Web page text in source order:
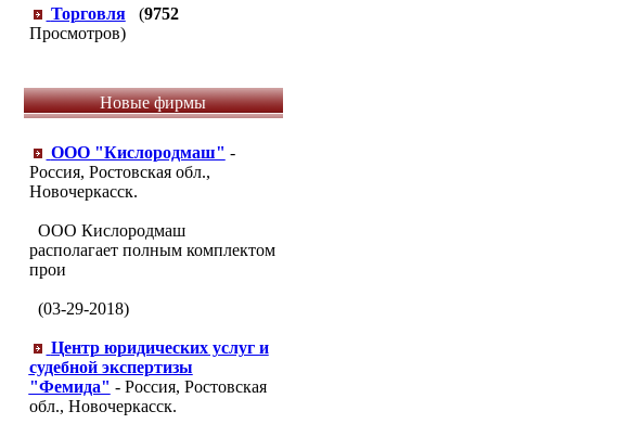
Торговля (9752
Просмотров)
Новые фирмы
ООО "Кислородмаш" -
Россия, Ростовская обл.,
Новочеркасск.
ООО Кислородмаш
располагает полным комплектом
прои
(03-29-2018)
Центр юридических услуг и
судебной экспертизы
"Фемида" - Россия, Ростовская
обл., Новочеркасск.